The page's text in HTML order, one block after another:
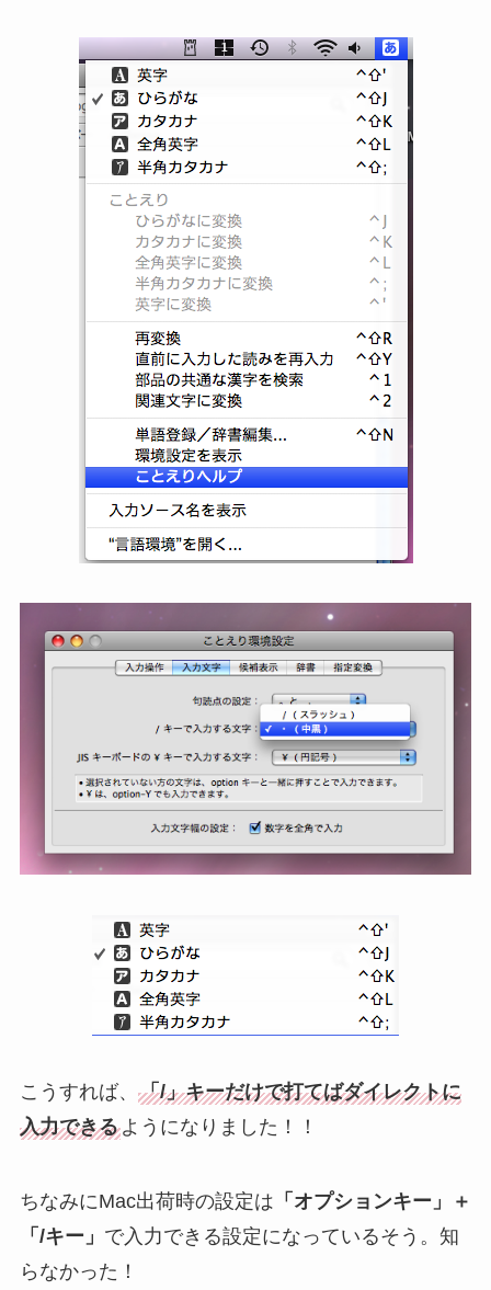
こうすれば、 「/」キーだけで打てばダイレクトに
入力できるようになりました！！
ちなみにMac出荷時の設定は 「オプションキー」＋
「/キー」 で入力できる設定になっているそう。知
らなかった！